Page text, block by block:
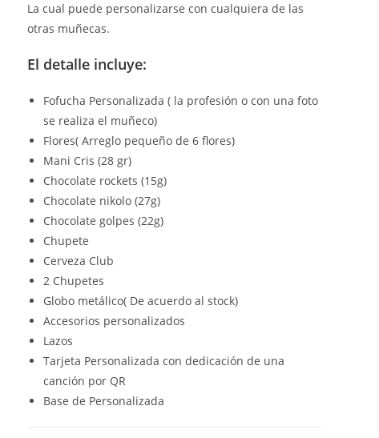
La cual puede personalizarse con cualquiera de las
otras muñecas.
El detalle incluye:
Fofucha Personalizada ( la profesión o con una foto
se realiza el muñeco)
Flores( Arreglo pequeño de 6 flores)
Mani Cris (28 gr)
Chocolate rockets (15g)
Chocolate nikolo (27g)
Chocolate golpes (22g)
Chupete
Cerveza Club
2 Chupetes
Globo metálico( De acuerdo al stock)
Accesorios personalizados
Lazos
Tarjeta Personalizada con dedicación de una
canción por QR
Base de Personalizada